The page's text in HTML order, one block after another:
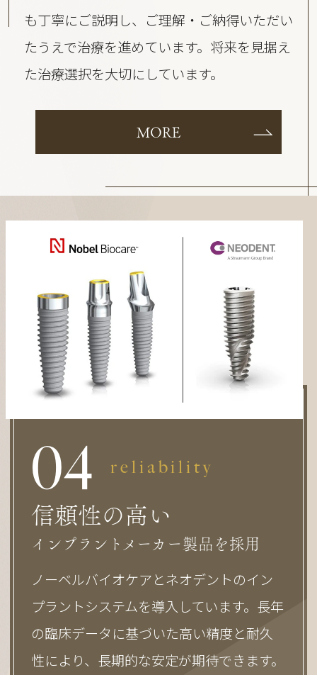
も丁寧にご説明し、ご理解・ご納得いただい
たうえで治療を進めています。将来を見据え
た治療選択を大切にしています。
MORE
04 reliability
信頼性の高い
インプラントメーカー製品を採用
ノーベルバイオケアとネオデントのイン
プラントシステムを導入しています。長年
の臨床データに基づいた高い精度と耐久
性により、長期的な安定が期待できます。